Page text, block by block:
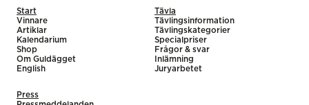
Start
Vinnare
Artiklar
Kalendarium
Shop
Om Guldägget
English
Tävla
Tävlingsinformation
Tävlingskategorier
Specialpriser
Frågor & svar
Inlämning
Juryarbetet
Press